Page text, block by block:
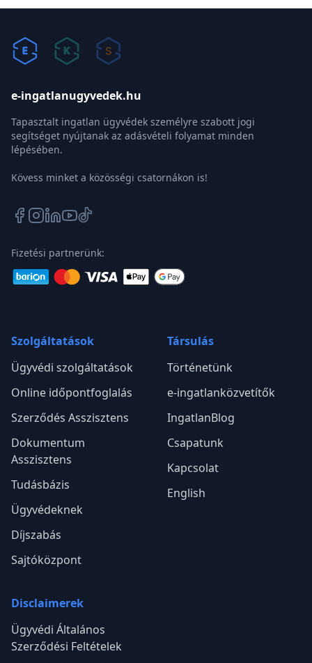
e-ingatlanugyvedek.hu
Tapasztalt ingatlan ügyvédek személyre szabott jogi
segítséget nyújtanak az adásvételi folyamat minden
lépésében.
Kövess minket a közösségi csatornákon is!
Fizetési partnerünk:
Szolgáltatások
Ügyvédi szolgáltatások
Online időpontfoglalás
Szerződés Asszisztens
Dokumentum
Asszisztens
Tudásbázis
Ügyvédeknek
Díjszabás
Sajtóközpont
Társulás
Történetünk
e-ingatlanközvetítők
IngatlanBlog
Csapatunk
Kapcsolat
English
Disclaimerek
Ügyvédi Általános
Szerződési Feltételek